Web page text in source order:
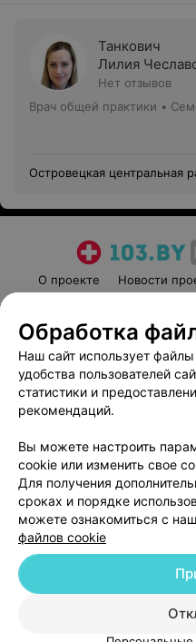
Танкович
Лилия
Нет отзывов
Врач общей практики •
Островецкая центральная
О проекте Новости
Пользовательское
Вакансии
Написать
Обработка
© 2026 ООО «Артокс Лаб», УНП
Служба
Обработка
Наш сайт использует
удобства пользователей
статистики и
рекомендаций.
Вы можете настроить
cookie или изменить свое
Для получения
сроках и порядке
можете ознакомиться с
файлов cookie